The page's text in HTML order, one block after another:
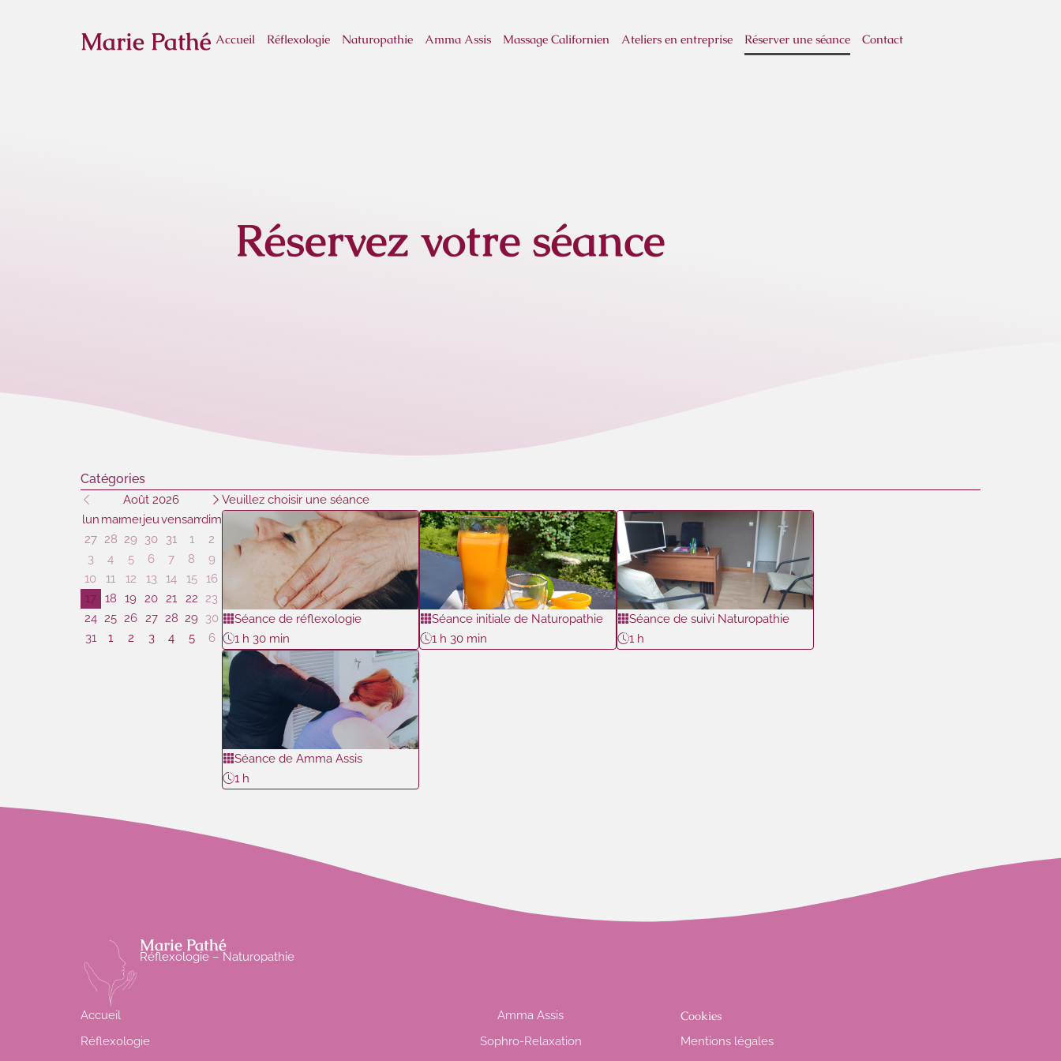
Marie Pathé Accueil Réflexologie Naturopathie Amma Assis Massage Californien Ateliers en entreprise​ Réserver une séance Contact
Réservez votre séance
Catégories
Août 2026
lun marmerjeuvensamdim
27 28 29 30 31 1
2
3
4 5 6 7 8
9
10
11 12 13 14 15
16
17
18 19 20 21 22 23
24 25 26 27 28 29 30
31
1 2 3 4 5 6
Veuillez choisir une séance
Séance de réflexologie
1 h 30 min
Séance initiale de Naturopathie
1 h 30 min
Séance de suivi Naturopathie
1 h
Séance de Amma Assis
1 h
Marie Pathé
Réflexologie – Naturopathie
Accueil
Réflexologie
Amma Assis
Sophro-Relaxation
Cookies
Mentions légales